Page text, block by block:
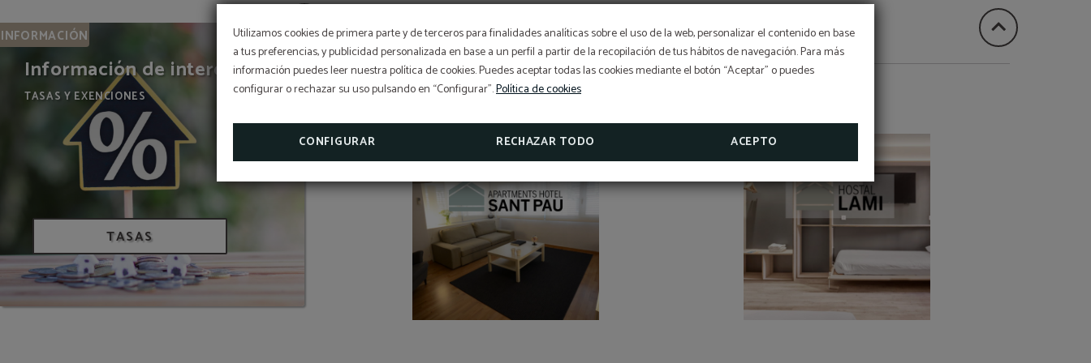
Utilizamos cookies de primera parte y de terceros para finalidades analíticas sobre el uso de la web, personalizar el contenido en base
a tus preferencias, y publicidad personalizada en base a un perfil a partir de la recopilación de tus hábitos de navegación. Para más
información puedes leer nuestra política de cookies. Puedes aceptar todas las cookies mediante el botón “Aceptar” o puedes
configurar o rechazar su uso pulsando en “Configurar”.Política de cookies
CONFIGURAR RECHAZAR TODO ACEPTO
SOMOS BIOSPHERE
OFERTA EXCLUSIVA
¡Mejor precio garantizado, descuento por early booking, desayuno
gratis y seguro de cancelación gratis incluido!
El Hotel Sant Pau os incluye un seguro de cancelación exclusivo
CONSULTAR SEGURO DE CANCELACIÓN
INFORMACIÓN
Información de interés
TASAS Y EXENCIONES
TASAS